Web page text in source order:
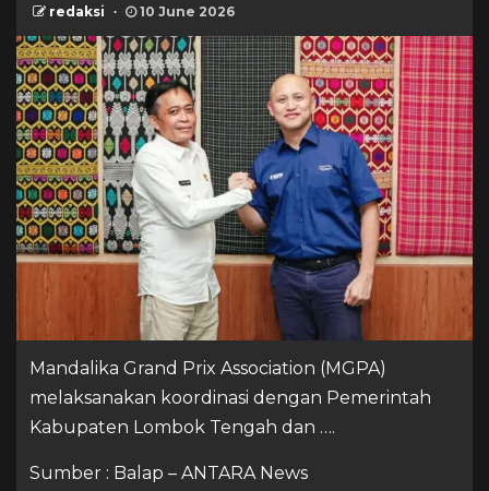
redaksi 10 June 2026
Mandalika Grand Prix Association (MGPA)
melaksanakan koordinasi dengan Pemerintah
Kabupaten Lombok Tengah dan ….
Sumber : Balap – ANTARA News